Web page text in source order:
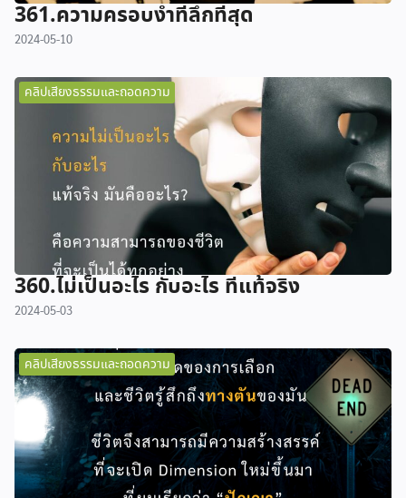
361.ความครอบงำที่ลึกที่สุด
2024-05-10
คลิปเสียงธรรมและถอดความ
360.ไม่เป็นอะไร กับอะไร ที่แท้จริง
2024-05-03
คลิปเสียงธรรมและถอดความ